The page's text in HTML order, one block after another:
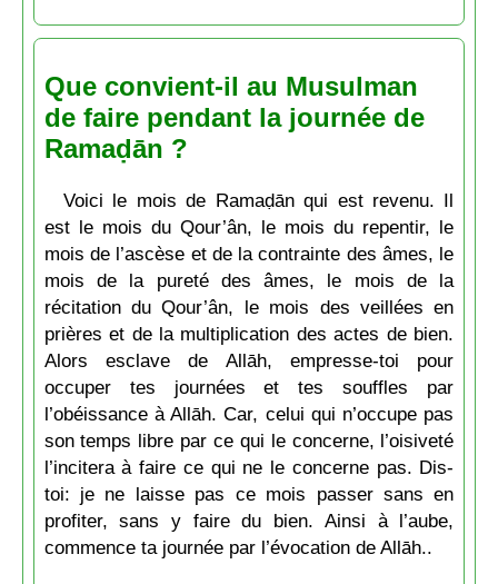
Que convient-il au Musulman
de faire pendant la journée de
Ramaḍān ?
Voici le mois de Ramaḍān qui est revenu. Il
est le mois du Qour’ân, le mois du repentir, le
mois de l’ascèse et de la contrainte des âmes, le
mois de la pureté des âmes, le mois de la
récitation du Qour’ân, le mois des veillées en
prières et de la multiplication des actes de bien.
Alors esclave de Allāh, empresse-toi pour
occuper tes journées et tes souffles par
l’obéissance à Allāh. Car, celui qui n’occupe pas
son temps libre par ce qui le concerne, l’oisiveté
l’incitera à faire ce qui ne le concerne pas. Dis-
toi: je ne laisse pas ce mois passer sans en
profiter, sans y faire du bien. Ainsi à l’aube,
commence ta journée par l’évocation de Allāh..